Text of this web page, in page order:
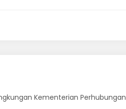
Kementerian Perhubungan